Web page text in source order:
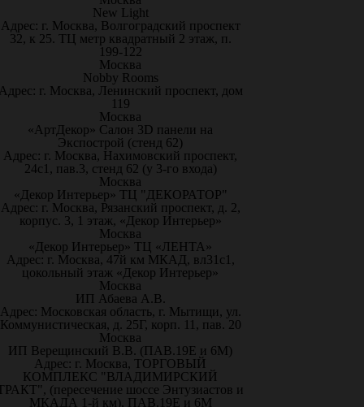
New Light
Адрес: г. Москва, Волгоградский проспект
32, к 25. ТЦ метр квадратный 2 этаж, п.
199-122
Москва
Nobby Rooms
г. Москва, Ленинский проспект, дом
119
Москва
«АртДекор» Салон 3D панели на
Экспострой (стенд 62)
Адрес: г. Москва, Нахимовский проспект,
24с1, пав.3, стенд 62 (у 3-го входа)
Москва
«Декор Интерьер» ТЦ "ДЕКОРАТОР"
Адрес: г. Москва, Рязанский проспект, д. 2,
корпус. 3, 1 этаж, «Декор Интерьер»
Москва
«Декор Интерьер» ТЦ «ЛЕНТА»
Адрес: г. Москва, 47й км МКАД, вл31с1,
цокольный этаж «Декор Интерьер»
Москва
ИП Абаева А.В.
Адрес: Московская область, г. Мытищи, ул.
Коммунистическая, д. 25Г, корп. 11, пав. 20
Москва
ИП Верещинский В.В. (ПАВ.19Е и 6М)
Адрес: г. Москва, ТОРГОВЫЙ
КОМПЛЕКС "ВЛАДИМИРСКИЙ
(пересечение шоссе Энтузиастов и
МКАДА 1-й км), ПАВ.19Е и 6М